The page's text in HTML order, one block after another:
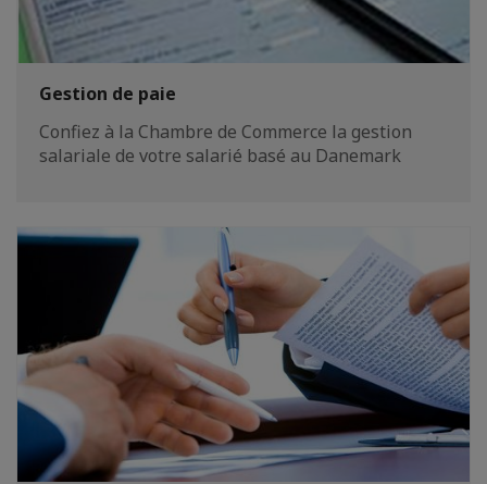
Gestion de paie
Confiez à la Chambre de Commerce la gestion
salariale de votre salarié basé au Danemark